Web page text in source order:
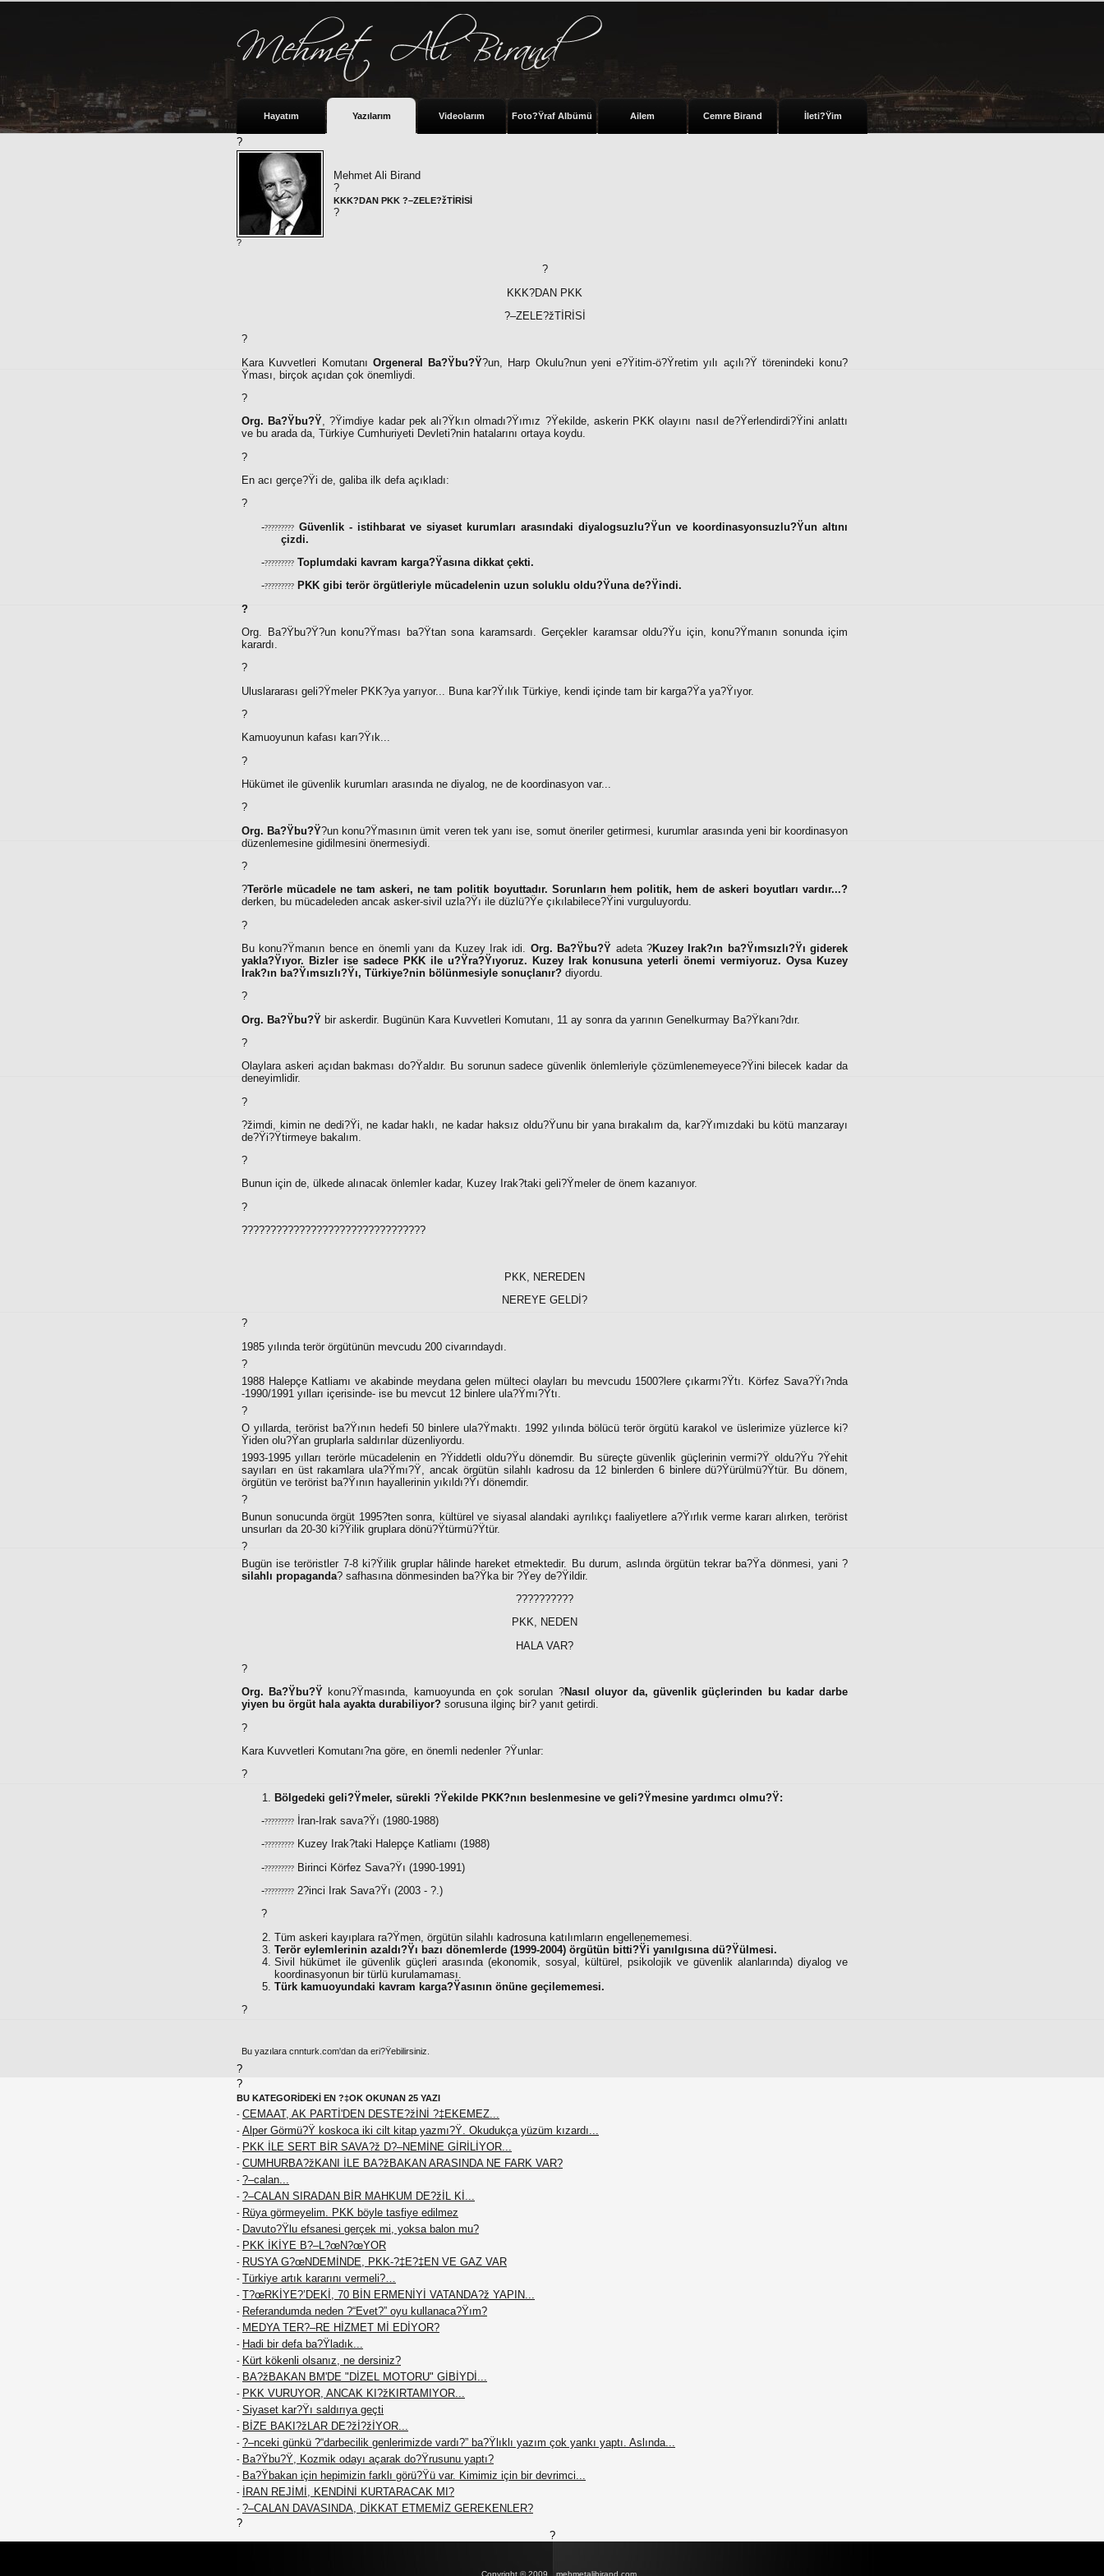
Hayatım Yazılarım Videolarım Foto?Ÿraf Albümü Ailem Cemre Birand İleti?Ÿim
?
Mehmet Ali Birand
?
KKK?DAN PKK ?–ZELE?žTİRİSİ
?
?
?
KKK?DAN PKK
?–ZELE?žTİRİSİ
?
Kara Kuvvetleri Komutanı Orgeneral Ba?Ÿbu?Ÿ?un, Harp Okulu?nun yeni e?Ÿitim-ö?Ÿretim yılı açılı?Ÿ törenindeki konu?
Ÿması, birçok açıdan çok önemliydi.
?
Org. Ba?Ÿbu?Ÿ, ?Ÿimdiye kadar pek alı?Ÿkın olmadı?Ÿımız ?Ÿekilde, askerin PKK olayını nasıl de?Ÿerlendirdi?Ÿini anlattı
ve bu arada da, Türkiye Cumhuriyeti Devleti?nin hatalarını ortaya koydu.
?
En acı gerçe?Ÿi de, galiba ilk defa açıkladı:
?
-????????? Güvenlik - istihbarat ve siyaset kurumları arasındaki diyalogsuzlu?Ÿun ve koordinasyonsuzlu?Ÿun altını
çizdi.
-????????? Toplumdaki kavram karga?Ÿasına dikkat çekti.
-????????? PKK gibi terör örgütleriyle mücadelenin uzun soluklu oldu?Ÿuna de?Ÿindi.
?
Org. Ba?Ÿbu?Ÿ?un konu?Ÿması ba?Ÿtan sona karamsardı. Gerçekler karamsar oldu?Ÿu için, konu?Ÿmanın sonunda içim
karardı.
?
Uluslararası geli?Ÿmeler PKK?ya yarıyor... Buna kar?Ÿılık Türkiye, kendi içinde tam bir karga?Ÿa ya?Ÿıyor.
?
Kamuoyunun kafası karı?Ÿık...
?
Hükümet ile güvenlik kurumları arasında ne diyalog, ne de koordinasyon var...
?
Org. Ba?Ÿbu?Ÿ?un konu?Ÿmasının ümit veren tek yanı ise, somut öneriler getirmesi, kurumlar arasında yeni bir koordinasyon
düzenlemesine gidilmesini önermesiydi.
?
?Terörle mücadele ne tam askeri, ne tam politik boyuttadır. Sorunların hem politik, hem de askeri boyutları vardır...?
derken, bu mücadeleden ancak asker-sivil uzla?Ÿı ile düzlü?Ÿe çıkılabilece?Ÿini vurguluyordu.
?
Bu konu?Ÿmanın bence en önemli yanı da Kuzey Irak idi. Org. Ba?Ÿbu?Ÿ adeta ?Kuzey Irak?ın ba?Ÿımsızlı?Ÿı giderek
yakla?Ÿıyor. Bizler ise sadece PKK ile u?Ÿra?Ÿıyoruz. Kuzey Irak konusuna yeterli önemi vermiyoruz. Oysa Kuzey
Irak?ın ba?Ÿımsızlı?Ÿı, Türkiye?nin bölünmesiyle sonuçlanır? diyordu.
?
Org. Ba?Ÿbu?Ÿ bir askerdir. Bugünün Kara Kuvvetleri Komutanı, 11 ay sonra da yarının Genelkurmay Ba?Ÿkanı?dır.
?
Olaylara askeri açıdan bakması do?Ÿaldır. Bu sorunun sadece güvenlik önlemleriyle çözümlenemeyece?Ÿini bilecek kadar da
deneyimlidir.
?
?žimdi, kimin ne dedi?Ÿi, ne kadar haklı, ne kadar haksız oldu?Ÿunu bir yana bırakalım da, kar?Ÿımızdaki bu kötü manzarayı
de?Ÿi?Ÿtirmeye bakalım.
?
Bunun için de, ülkede alınacak önlemler kadar, Kuzey Irak?taki geli?Ÿmeler de önem kazanıyor.
?
????????????????????????????????
PKK, NEREDEN
NEREYE GELDİ?
?
1985 yılında terör örgütünün mevcudu 200 civarındaydı.
?
1988 Halepçe Katliamı ve akabinde meydana gelen mülteci olayları bu mevcudu 1500?lere çıkarmı?Ÿtı. Körfez Sava?Ÿı?nda
-1990/1991 yılları içerisinde- ise bu mevcut 12 binlere ula?Ÿmı?Ÿtı.
?
O yıllarda, terörist ba?Ÿının hedefi 50 binlere ula?Ÿmaktı. 1992 yılında bölücü terör örgütü karakol ve üslerimize yüzlerce ki?
Ÿiden olu?Ÿan gruplarla saldırılar düzenliyordu.
1993-1995 yılları terörle mücadelenin en ?Ÿiddetli oldu?Ÿu dönemdir. Bu süreçte güvenlik güçlerinin vermi?Ÿ oldu?Ÿu ?Ÿehit
sayıları en üst rakamlara ula?Ÿmı?Ÿ, ancak örgütün silahlı kadrosu da 12 binlerden 6 binlere dü?Ÿürülmü?Ÿtür. Bu dönem,
örgütün ve terörist ba?Ÿının hayallerinin yıkıldı?Ÿı dönemdir.
?
Bunun sonucunda örgüt 1995?ten sonra, kültürel ve siyasal alandaki ayrılıkçı faaliyetlere a?Ÿırlık verme kararı alırken, terörist
unsurları da 20-30 ki?Ÿilik gruplara dönü?Ÿtürmü?Ÿtür.
?
Bugün ise teröristler 7-8 ki?Ÿilik gruplar hâlinde hareket etmektedir. Bu durum, aslında örgütün tekrar ba?Ÿa dönmesi, yani ?
silahlı propaganda? safhasına dönmesinden ba?Ÿka bir ?Ÿey de?Ÿildir.
??????????
PKK, NEDEN
HALA VAR?
?
Org. Ba?Ÿbu?Ÿ konu?Ÿmasında, kamuoyunda en çok sorulan ?Nasıl oluyor da, güvenlik güçlerinden bu kadar darbe
yiyen bu örgüt hala ayakta durabiliyor? sorusuna ilginç bir? yanıt getirdi.
?
Kara Kuvvetleri Komutanı?na göre, en önemli nedenler ?Ÿunlar:
?
Bölgedeki geli?Ÿmeler, sürekli ?Ÿekilde PKK?nın beslenmesine ve geli?Ÿmesine yardımcı olmu?Ÿ:
-?????????
İran-Irak sava?Ÿı (1980-1988)
-????????? Kuzey Irak?taki Halepçe Katliamı (1988)
-????????? Birinci Körfez Sava?Ÿı (1990-1991)
-????????? 2?inci Irak Sava?Ÿı (2003 - ?.)
?
Tüm askeri kayıplara ra?Ÿmen, örgütün silahlı kadrosuna katılımların engellenememesi.
Terör eylemlerinin azaldı?Ÿı bazı dönemlerde (1999-2004) örgütün bitti?Ÿi yanılgısına dü?Ÿülmesi.
Sivil hükümet ile güvenlik güçleri arasında (ekonomik, sosyal, kültürel, psikolojik ve güvenlik alanlarında) diyalog ve
koordinasyonun bir türlü kurulamaması.
Türk kamuoyundaki kavram karga?Ÿasının önüne geçilememesi.
?
Bu yazılara cnnturk.com'dan da eri?Ÿebilirsiniz.
?
?
BU KATEGORİDEKİ EN ?‡OK OKUNAN 25 YAZI
- CEMAAT, AK PARTİ'DEN DESTE?žİNİ ?‡EKEMEZ...
- Alper Görmü?Ÿ koskoca iki cilt kitap yazmı?Ÿ. Okudukça yüzüm kızardı...
- PKK İLE SERT BİR SAVA?ž D?–NEMİNE GİRİLİYOR...
- CUMHURBA?žKANI İLE BA?žBAKAN ARASINDA NE FARK VAR?
- ?–calan...
- ?–CALAN SIRADAN BİR MAHKUM DE?žİL Kİ...
- Rüya görmeyelim. PKK böyle tasfiye edilmez
- Davuto?Ÿlu efsanesi gerçek mi, yoksa balon mu?
- PKK İKİYE B?–L?œN?œYOR
- RUSYA G?œNDEMİNDE, PKK-?‡E?‡EN VE GAZ VAR
- Türkiye artık kararını vermeli?…
- T?œRKİYE?’DEKİ, 70 BİN ERMENİYİ VATANDA?ž YAPIN...
- Referandumda neden ?“Evet?” oyu kullanaca?Ÿım?
- MEDYA TER?–RE HİZMET Mİ EDİYOR?
- Hadi bir defa ba?Ÿladık...
- Kürt kökenli olsanız, ne dersiniz?
- BA?žBAKAN BM'DE "DİZEL MOTORU" GİBİYDİ...
- PKK VURUYOR, ANCAK KI?žKIRTAMIYOR...
- Siyaset kar?Ÿı saldırıya geçti
- BİZE BAKI?žLAR DE?žİ?žİYOR...
- ?–nceki günkü ?“darbecilik genlerimizde vardı?” ba?Ÿlıklı yazım çok yankı yaptı. Aslında...
- Ba?Ÿbu?Ÿ, Kozmik odayı açarak do?Ÿrusunu yaptı?
- Ba?Ÿbakan için hepimizin farklı görü?Ÿü var. Kimimiz için bir devrimci...
- İRAN REJİMİ, KENDİNİ KURTARACAK MI?
- ?–CALAN DAVASINDA, DİKKAT ETMEMİZ GEREKENLER?
?
?
Copyright © 2009 mehmetalibirand.com